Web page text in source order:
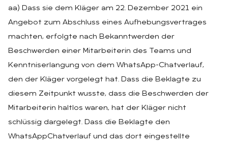
aa) Dass sie dem Kläger am 22. Dezember 2021 ein
Angebot zum Abschluss eines Aufhebungsvertrages
machten, erfolgte nach Bekanntwerden der
Beschwerden einer Mitarbeiterin des Teams und
Kenntniserlangung von dem WhatsApp-Chatverlauf,
den der Kläger vorgelegt hat. Dass die Beklagte zu
diesem Zeitpunkt wusste, dass die Beschwerden der
Mitarbeiterin haltlos waren, hat der Kläger nicht
schlüssig dargelegt. Dass die Beklagte den
WhatsAppChatverlauf und das dort eingestellte